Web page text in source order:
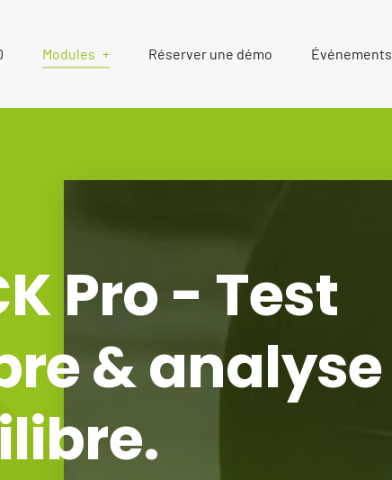
Modules Réserver une démo Événements
Pro - Test
& analyse